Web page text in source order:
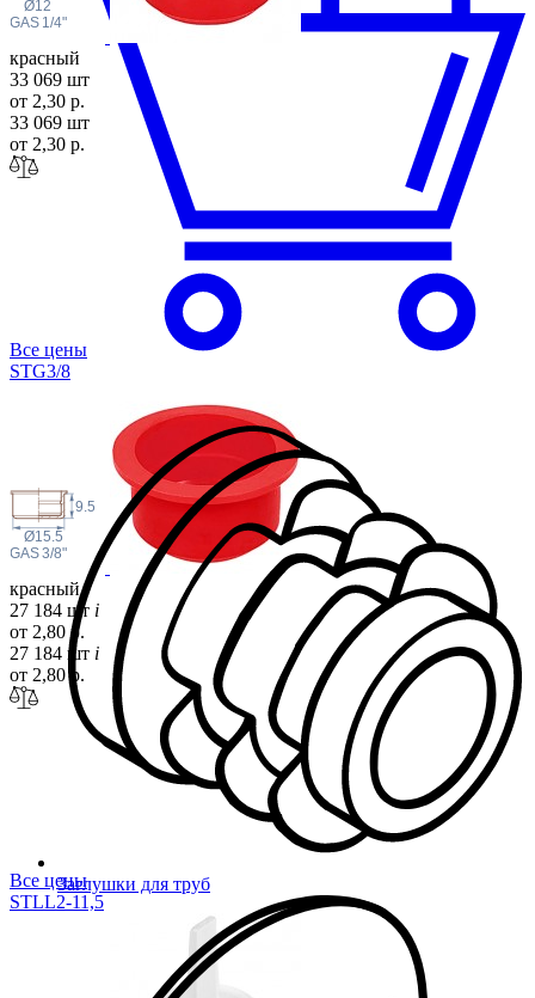
Заглушки для труб
Ø12
GAS 1/4"
красный
33 069 шт
от 2,30 р.
33 069 шт
от 2,30 р.
Все цены
STG3/8
9.5
Ø15.5
GAS3/8"
красный
27 184 шт i
от 2,80 р.
27 184 шт i
от 2,80 р.
Все цены
STLL2-11,5